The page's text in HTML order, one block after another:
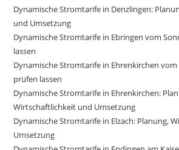
Dynamische Stromtarife in Denzlingen:
und Umsetzung
Dynamische Stromtarife in Ebringen vom
lassen
Dynamische Stromtarife in Ehrenkirchen
prüfen lassen
Dynamische Stromtarife in Ehrenkirchen:
Wirtschaftlichkeit und Umsetzung
Dynamische Stromtarife in Elzach: Planung,
Umsetzung